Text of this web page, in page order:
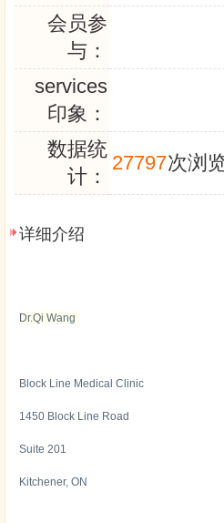
会员参
与：
services
印象：
数据统
计：
27797次浏
详细介绍
Dr.Qi Wang
Block Line Medical Clinic
1450 Block Line Road
Suite 201
Kitchener, ON